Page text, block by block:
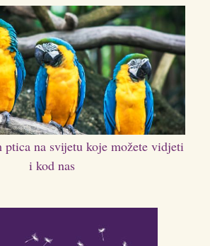
ptica na svijetu koje možete vidjeti
i kod nas